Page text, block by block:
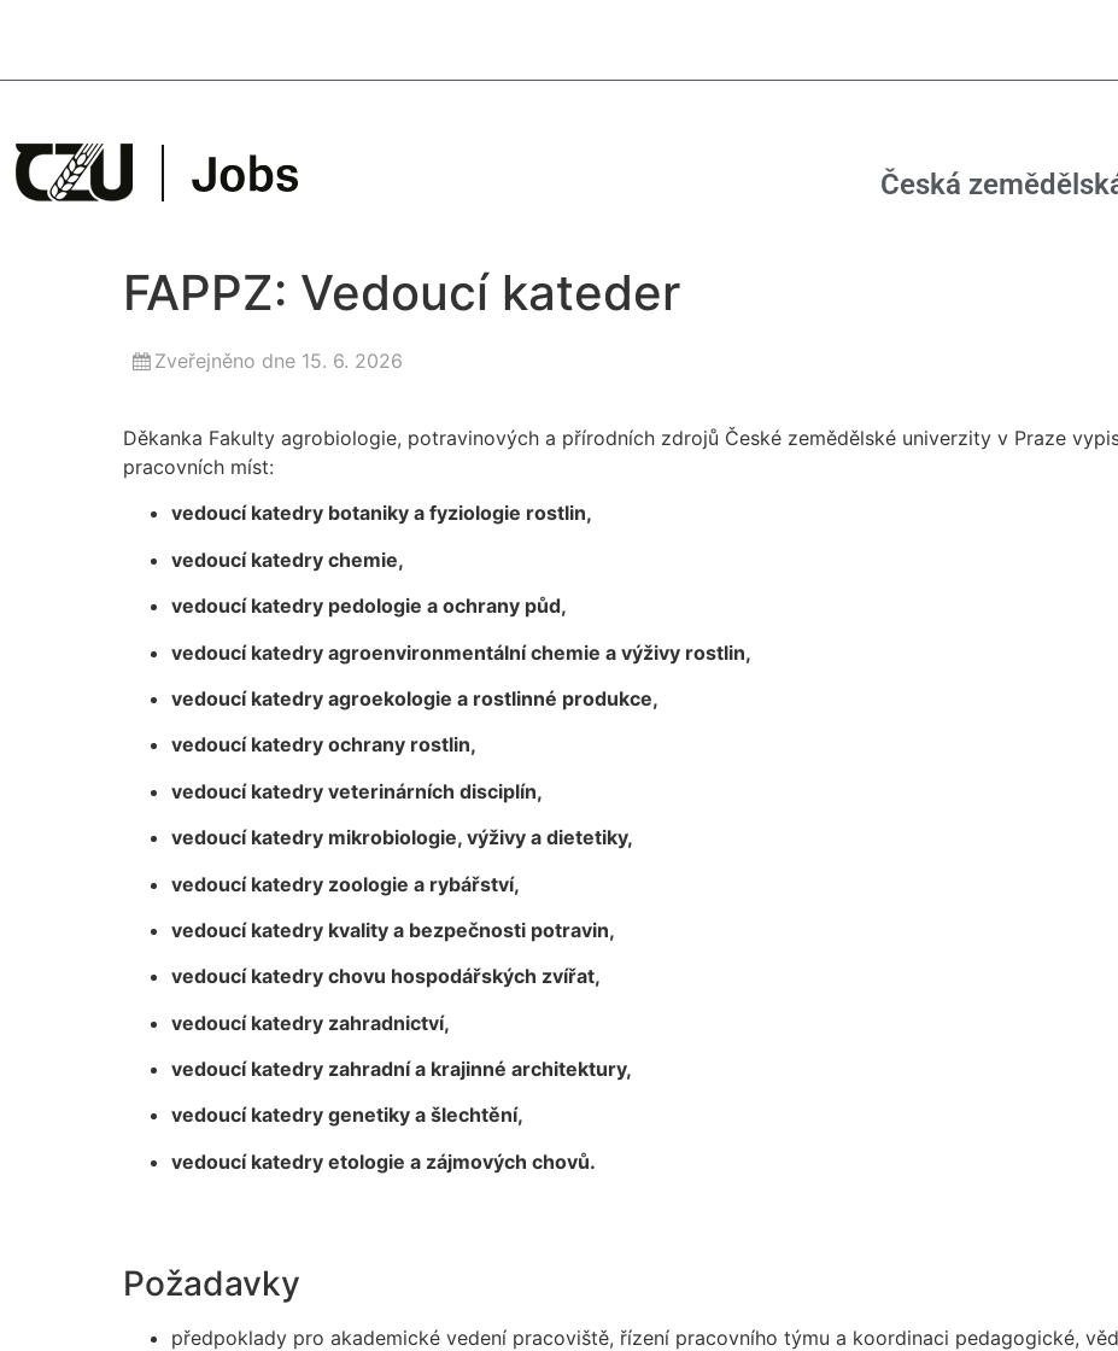
Česká
FAPPZ: Vedoucí kateder
Zveřejněno dne 15. 6. 2026
Děkanka Fakulty agrobiologie, potravinových a přírodních zdrojů České zemědělské univerzity v Praze
pracovních míst:
vedoucí katedry botaniky a fyziologie rostlin,
vedoucí katedry chemie,
vedoucí katedry pedologie a ochrany půd,
vedoucí katedry agroenvironmentální chemie a výživy rostlin,
vedoucí katedry agroekologie a rostlinné produkce,
vedoucí katedry ochrany rostlin,
vedoucí katedry veterinárních disciplín,
vedoucí katedry mikrobiologie, výživy a dietetiky,
vedoucí katedry zoologie a rybářství,
vedoucí katedry kvality a bezpečnosti potravin,
vedoucí katedry chovu hospodářských zvířat,
vedoucí katedry zahradnictví,
vedoucí katedry zahradní a krajinné architektury,
vedoucí katedry genetiky a šlechtění,
vedoucí katedry etologie a zájmových chovů.
Požadavky
předpoklady pro akademické vedení pracoviště, řízení pracovního týmu a koordinaci pedagogické,